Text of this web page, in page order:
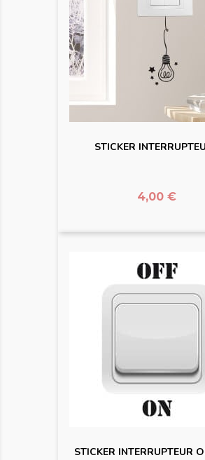
STICKER
Prix
4,00 €
STICKER INTERRUPTEUR